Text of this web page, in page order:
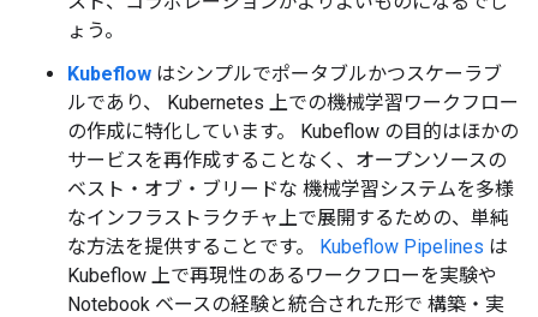
ょう。
Kubeflow はシンプルでポータブルかつスケーラブ
ルであり、 Kubernetes 上での機械学習ワークフロー
の作成に特化しています。 Kubeflow の目的はほかの
サービスを再作成することなく、オープンソースの
ベスト・オブ・ブリードな 機械学習システムを多様
なインフラストラクチャ上で展開するための、単純
な方法を提供することです。 Kubeflow Pipelines は
Kubeflow 上で再現性のあるワークフローを実験や
Notebook ベースの経験と統合された形で 構築・実